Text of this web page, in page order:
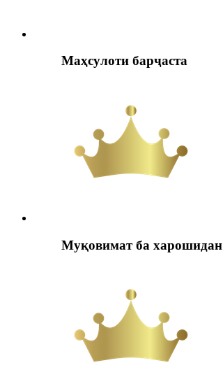
Маҳсулоти барҷаста
Муқовимат ба харошидан